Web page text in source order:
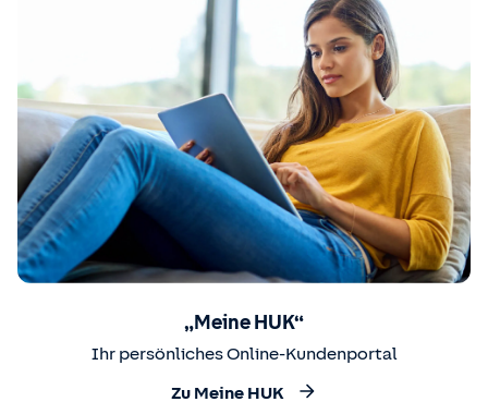
„Meine HUK“
Ihr persönliches Online-Kundenportal
Zu Meine HUK